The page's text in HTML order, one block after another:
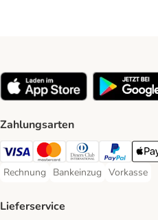
Zahlungsarten
Visa Payment Method
Mastercard Payment Method
Diners Club
PayPal
Rechnung
Rechnung Payment Method
Bankeinzug
Bankeinzug Payment
Vorkasse
Vorkasse
Lieferservice